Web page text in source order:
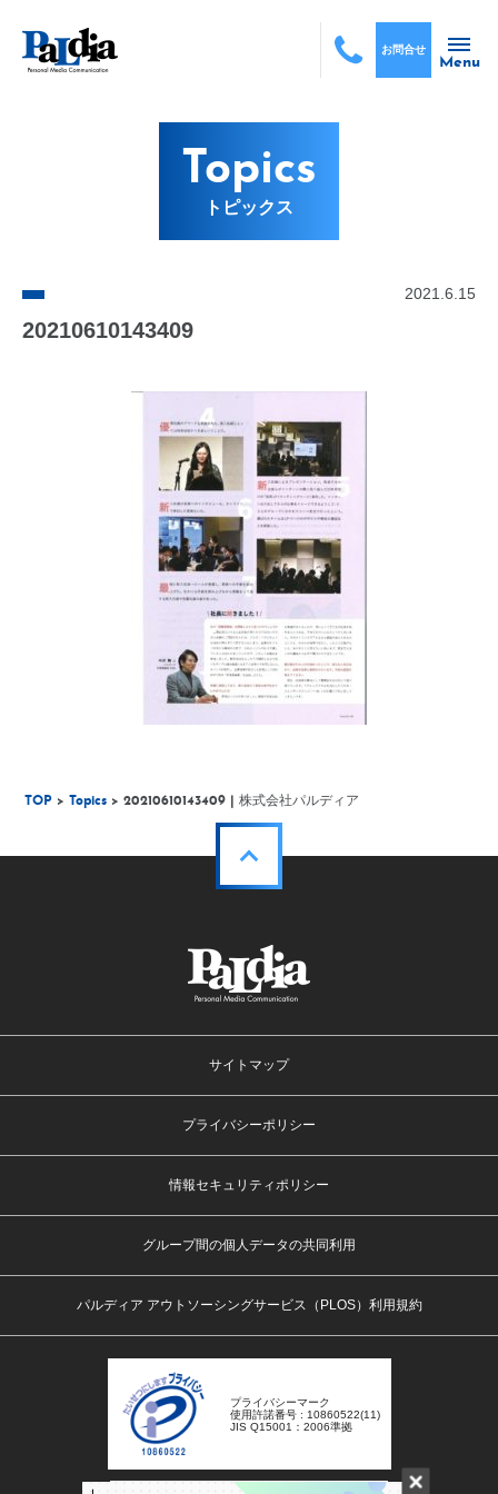
Menu
お問合せ
Topics
トピックス
2021.6.15
20210610143409
TOP >Topics > 20210610143409 | 株式会社パルディア
サイトマップ
プライバシーポリシー
情報セキュリティポリシー
グループ間の個人データの共同利用
パルディア アウトソーシングサービス（PLOS）利用規約
プライバシーマーク
使用許諾番号 : 10860522(11)
JIS Q15001：2006準拠